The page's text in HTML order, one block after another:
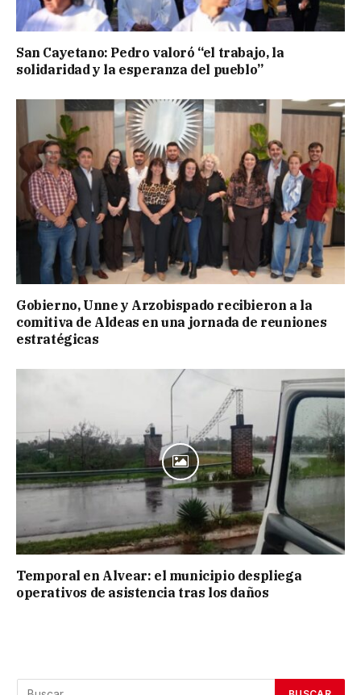
San Cayetano: Pedro valoró “el trabajo, la
solidaridad y la esperanza del pueblo”
Gobierno, Unne y Arzobispado recibieron a la
comitiva de Aldeas en una jornada de reuniones
estratégicas
Temporal en Alvear: el municipio despliega
operativos de asistencia tras los daños